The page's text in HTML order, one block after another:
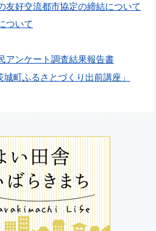
友好交流都市協定の締結について
ついて
アンケート調査結果報告書
町ふるさとづくり出前講座」